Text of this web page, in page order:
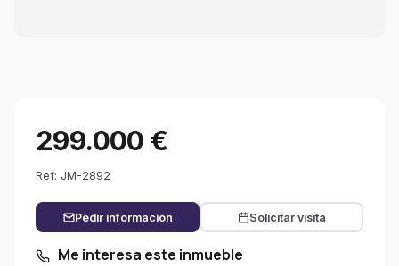
299.000 €
Ref: JM-2892
Pedir información Solicitar visita
Me interesa este inmueble